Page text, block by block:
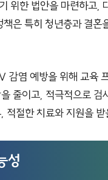
위한 법안을 마련하고
은 특히 청년층과 결
감염 예방을 위해 교육
줄이고, 적극적으로
적절한 치료와 지원을
성